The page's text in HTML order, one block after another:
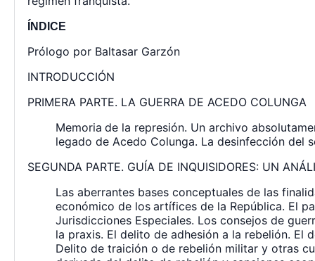
ÍNDICE
Prólogo por Baltasar Garzón
INTRODUCCIÓN
PRIMERA PARTE. LA GUERRA DE ACEDO COLUNGA
Memoria de la represión. Un archivo
legado de Acedo Colunga. La desinfección del
SEGUNDA PARTE. GUÍA DE INQUISIDORES: UN
Las aberrantes bases conceptuales de las
económico de los artífices de la República. El
Jurisdicciones Especiales. Los consejos de
la praxis. El delito de adhesión a la rebelión. El
Delito de traición o de rebelión militar y otras